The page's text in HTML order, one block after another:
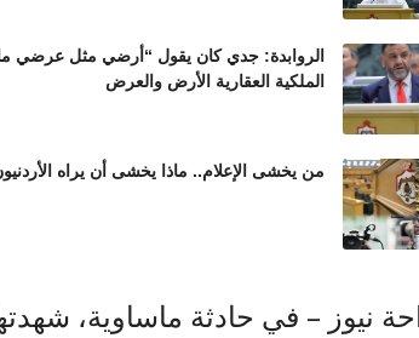
الروابدة: جدي كان يقول “أرضي مثل عرضي ما
الملكية العقارية الأرض والعرض
من يخشى الإعلام.. ماذا يخشى أن يراه
نيوز – في حادثة ماساوية،